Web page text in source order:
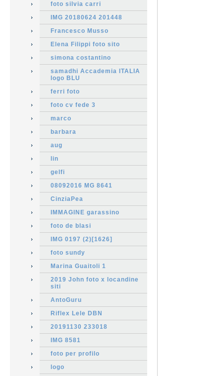
foto silvia carri
IMG 20180624 201448
Francesco Musso
Elena Filippi foto sito
simona costantino
samadhi Accademia ITALIA
logo BLU
ferri foto
foto cv fede 3
marco
barbara
aug
lin
gelfi
08092016 MG 8641
CinziaPea
IMMAGINE garassino
foto de blasi
IMG 0197 (2)[1626]
foto sundy
Marina Guaitoli 1
2019 John foto x locandine
siti
AntoGuru
Riflex Lele DBN
20191130 233018
IMG 8581
foto per profilo
logo